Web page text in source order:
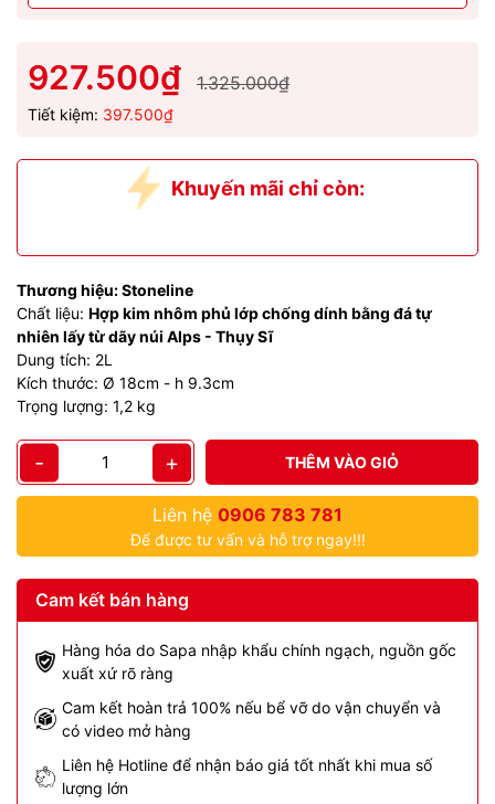
927.500₫ 1.325.000₫
Tiết kiệm: 397.500₫
Khuyến mãi chỉ còn:
Thương hiệu: Stoneline
Chất liệu: Hợp kim nhôm phủ lớp chống dính bằng đá tự
nhiên lấy từ dãy núi Alps - Thụy Sĩ
Dung tích: 2L
Kích thước: Ø 18cm - h 9.3cm
Trọng lượng: 1,2 kg
- + THÊM VÀO GIỎ
Liên hệ 0906 783 781
Để được tư vấn và hỗ trợ ngay!!!
Cam kết bán hàng
Hàng hóa do Sapa nhập khẩu chính ngạch, nguồn gốc
xuất xứ rõ ràng
Cam kết hoàn trả 100% nếu bể vỡ do vận chuyển và
có video mở hàng
Liên hệ Hotline để nhận báo giá tốt nhất khi mua số
lượng lớn